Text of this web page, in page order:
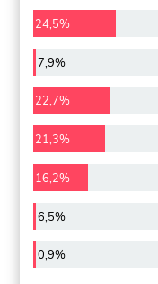
24,5%
7,9%
22,7%
21,3%
16,2%
6,5%
0,9%